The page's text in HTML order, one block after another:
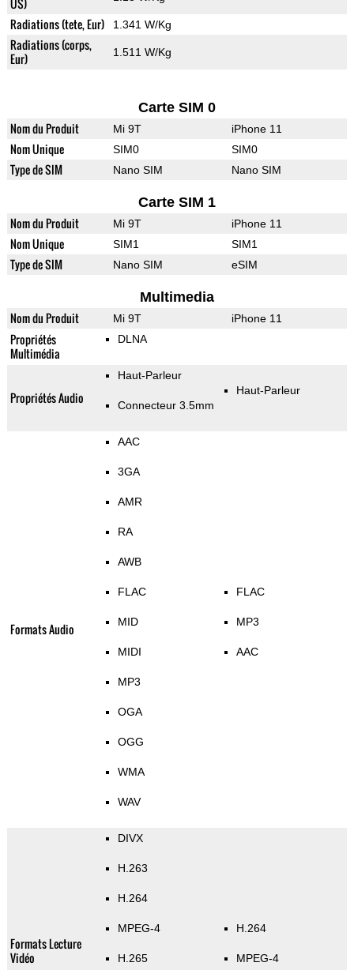
US)
Radiations (tete, Eur) 1.341 W/Kg
Radiations (corps,
Eur)
1.511 W/Kg
Carte SIM 0
Nom du Produit Mi 9T iPhone 11
Nom Unique SIM0 SIM0
Type de SIM Nano SIM Nano SIM
Carte SIM 1
Nom du Produit Mi 9T iPhone 11
Nom Unique SIM1 SIM1
Type de SIM Nano SIM eSIM
Multimedia
Nom du Produit Mi 9T iPhone 11
Propriétés
Multimédia
DLNA
Propriétés Audio
Haut-Parleur
Connecteur 3.5mm
Haut-Parleur
Formats Audio
AAC
3GA
AMR
RA
AWB
FLAC
MID
MIDI
MP3
OGA
OGG
WMA
WAV
FLAC
MP3
AAC
Formats Lecture
Vidéo
DIVX
H.263
H.264
MPEG-4
H.265
H.264
MPEG-4